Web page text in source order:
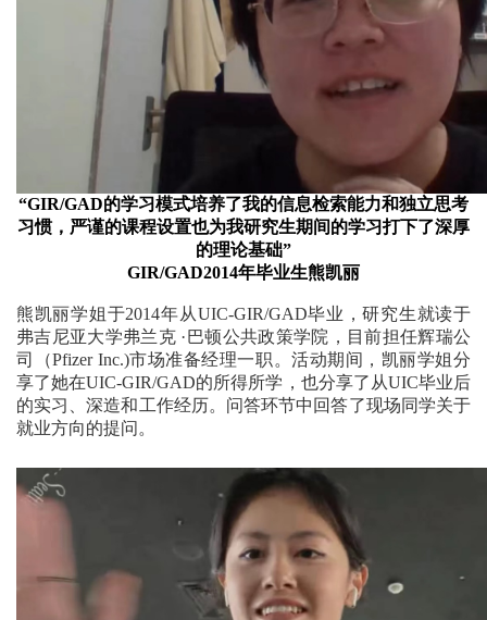
“GIR/GAD的学习模式培养了我的信息检索能力和独立思考
习惯，严谨的课程设置也为我研究生期间的学习打下了深厚
的理论基础”
GIR/GAD2014年毕业生熊凯丽
熊凯丽学姐于2014年从UIC-GIR/GAD毕业，研究生就读于
弗吉尼亚大学弗兰克 ·巴顿公共政策学院，目前担任辉瑞公
司（Pfizer Inc.)市场准备经理一职。活动期间，凯丽学姐分
享了她在UIC-GIR/GAD的所得所学，也分享了从UIC毕业后
的实习、深造和工作经历。问答环节中回答了现场同学关于
就业方向的提问。